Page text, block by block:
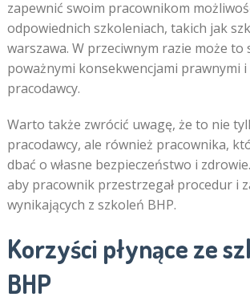
zapewnić swoim pracownikom
odpowiednich szkoleniach, takich jak
warszawa. W przeciwnym razie może to
poważnymi konsekwencjami prawnymi
pracodawcy.
Warto także zwrócić uwagę, że to nie
pracodawcy, ale również pracownika,
dbać o własne bezpieczeństwo i
aby pracownik przestrzegał procedur i
wynikających z szkoleń BHP.
Korzyści płynące ze
BHP